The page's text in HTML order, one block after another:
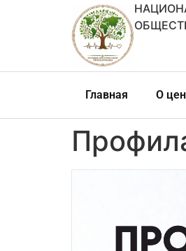
Главная О